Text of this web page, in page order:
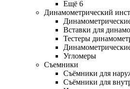
Ещё 6
Динамометрический
Вставки для
Тестеры
Угломеры
Съемники
Съёмники для
Съёмники для